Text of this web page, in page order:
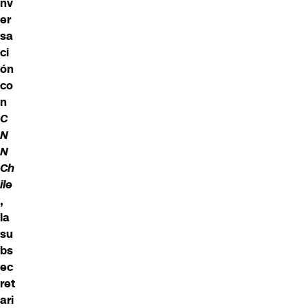
er
sa
ci
ón
co
n
C
N
N
Ch
ile
,
la
su
bs
ec
ret
ari